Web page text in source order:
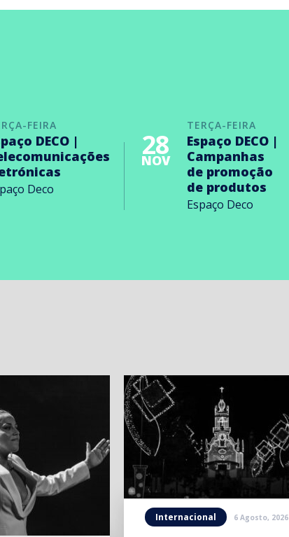
FEIRA
DECO |
Deco
TERÇA-FEIRA
28
NOV
Espaço DECO |
Campanhas
de promoção
de produtos
Espaço Deco
Internacional 6 Agosto, 2026